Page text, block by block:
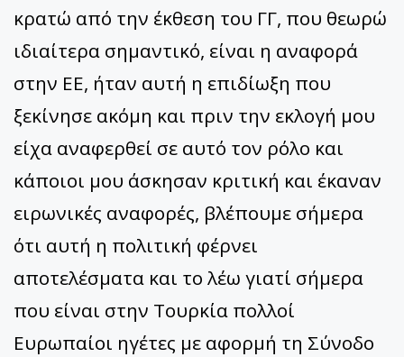
κρατώ από την έκθεση του ΓΓ, που θεωρώ
ιδιαίτερα σημαντικό, είναι η αναφορά
στην ΕΕ, ήταν αυτή η επιδίωξη που
ξεκίνησε ακόμη και πριν την εκλογή μου
είχα αναφερθεί σε αυτό τον ρόλο και
κάποιοι μου άσκησαν κριτική και έκαναν
ειρωνικές αναφορές, βλέπουμε σήμερα
ότι αυτή η πολιτική φέρνει
αποτελέσματα και το λέω γιατί σήμερα
που είναι στην Τουρκία πολλοί
Ευρωπαίοι ηγέτες με αφορμή τη Σύνοδο